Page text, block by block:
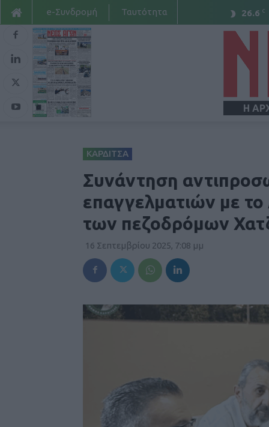
26.6 C
e-Συνδρομή Ταυτότητα
Η
ΚΑΡΔΙΤΣΑ
Συνάντηση
επαγγελματιών με
των πεζοδρόμων
16 Σεπτεμβρίου 2025, 7:08 μμ